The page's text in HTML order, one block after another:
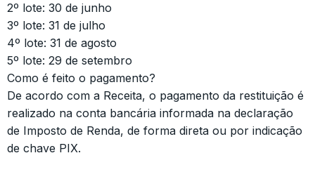
2º lote: 30 de junho
3º lote: 31 de julho
4º lote: 31 de agosto
5º lote: 29 de setembro
Como é feito o pagamento?
De acordo com a Receita, o pagamento da restituição é
realizado na conta bancária informada na declaração
de Imposto de Renda, de forma direta ou por indicação
de chave PIX.